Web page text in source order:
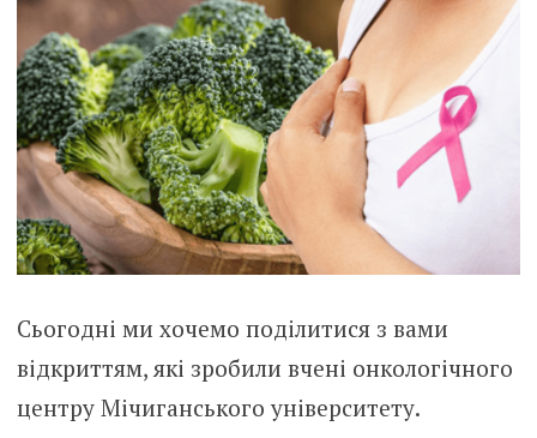
Сьогодні ми хочемо поділитися з вами
відкриттям, які зробили вчені онкологічного
центру Мічиганського університету.